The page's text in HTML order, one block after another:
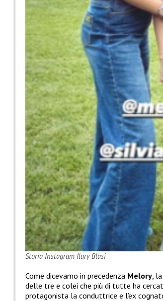
Storia Instagram Ilary Blasi
Come dicevamo in precedenza Melory ,
delle tre e colei che più di tutte ha
protagonista la conduttrice e l’ex